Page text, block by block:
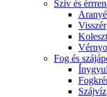
Szív és
Visszér
Fog és
Szájvíz